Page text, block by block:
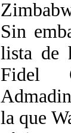
Sin
lista de
Fidel
la que